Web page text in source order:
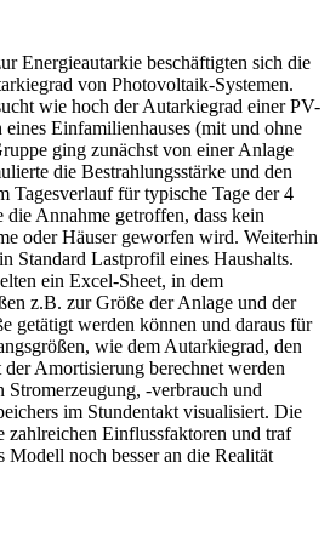
Energieautarkie beschäftigten sich die
von Photovoltaik-Systemen.
wie hoch der Autarkiegrad einer PV-
Einfamilienhauses (mit und ohne
ging zunächst von einer Anlage
die Bestrahlungsstärke und den
Tagesverlauf für typische Tage der 4
die Annahme getroffen, dass kein
oder Häuser geworfen wird. Weiterhin
Standard Lastprofil eines Haushalts.
ein Excel-Sheet, in dem
z.B. zur Größe der Anlage und der
getätigt werden können und daraus für
wie dem Autarkiegrad, den
Amortisierung berechnet werden
Stromerzeugung, -verbrauch und
im Stundentakt visualisiert. Die
zahlreichen Einflussfaktoren und traf
Modell noch besser an die Realität